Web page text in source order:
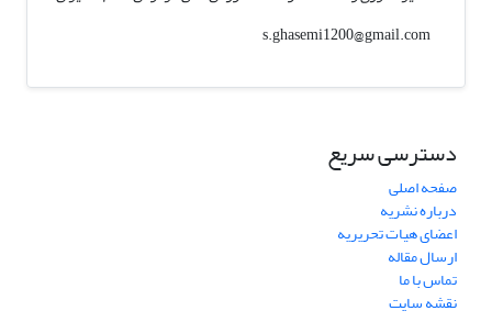
s.ghasemi1200@gmail.com
دسترسی سریع
صفحه اصلی
درباره نشریه
اعضای هیات تحریریه
ارسال مقاله
تماس با ما
نقشه سایت